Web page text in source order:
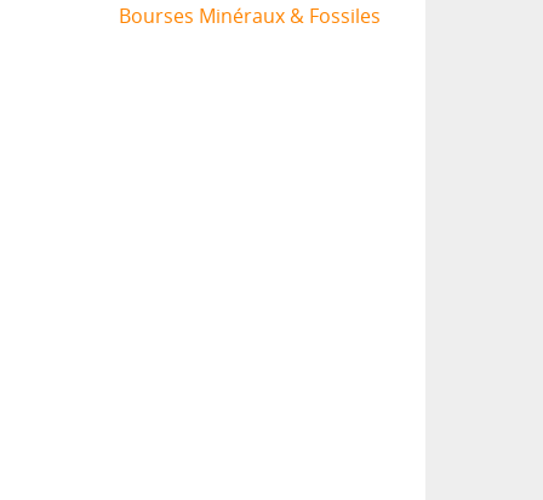
Bourses Minéraux & Fossiles